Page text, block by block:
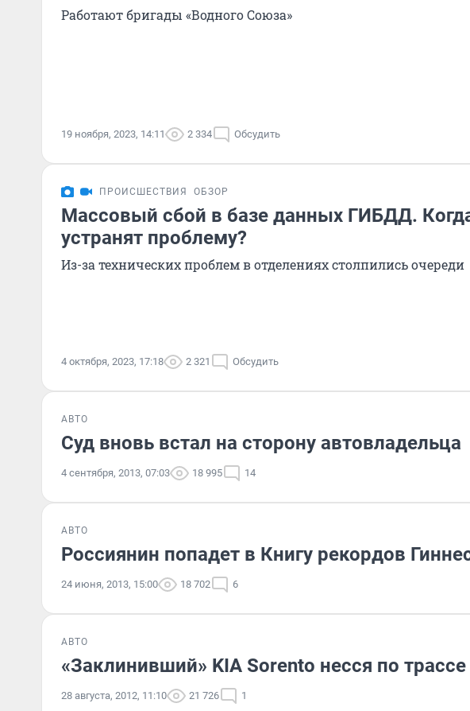
Работают бригады «Водного Союза»
19 ноября, 2023, 14:11 2 334 Обсудить
ПРОИСШЕСТВИЯ ОБЗОР
Массовый сбой в базе данных ГИБДД.
устранят проблему?
Из-за технических проблем в отделениях столпились очереди
4 октября, 2023, 17:18 2 321 Обсудить
АВТО
Суд вновь встал на сторону автовладельца
4 сентября, 2013, 07:03 18 995 14
АВТО
Россиянин попадет в Книгу рекордов
24 июня, 2013, 15:00 18 702 6
АВТО
«Заклинивший» KIA Sorento несся по
28 августа, 2012, 11:10 21 726 1